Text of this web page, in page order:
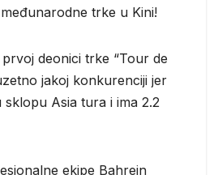
trke u Kini!
deonici trke “Tour de
jakoj konkurenciji jer
Asia tura i ima 2.2
ekipe Bahrein